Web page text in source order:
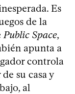
Es
de la
Public Space,
apunta a
controla
su casa y
al